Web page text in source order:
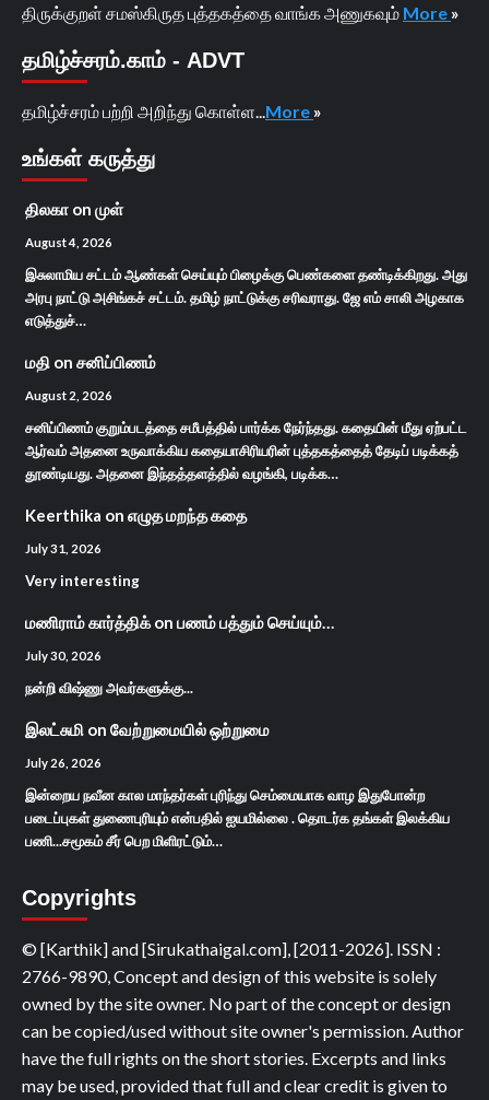
திருக்குறள் சமஸ்கிருத புத்தகத்தை வாங்க அணுகவும் More »
தமிழ்ச்சரம்.காம் - ADVT
தமிழ்ச்சரம் பற்றி அறிந்து கொள்ள... More »
உங்கள் கருத்து
திலகா on முள்
August 4, 2026
இசுலாமிய சட்டம் ஆண்கள் செய்யும் பிழைக்கு பெண்களை தண்டிக்கிறது. அது
அரபு நாட்டு அசிங்கச் சட்டம். தமிழ் நாட்டுக்கு சரிவராது. ஜே எம் சாலி அழகாக
எடுத்துச்…
மதி on சனிப்பிணம்
August 2, 2026
சனிப்பிணம் குறும்படத்தை சமீபத்தில் பார்க்க நேர்ந்தது. கதையின் மீது ஏற்பட்ட
ஆர்வம் அதனை உருவாக்கிய கதையாசிரியரின் புத்தகத்தைத் தேடிப் படிக்கத்
தூண்டியது. அதனை இந்தத்தளத்தில் வழங்கி, படிக்க…
Keerthika on எழுத மறந்த கதை
July 31, 2026
Very interesting
மணிராம் கார்த்திக்on பணம் பத்தும் செய்யும்…
July 30, 2026
நன்றி விஷ்ணு அவர்களுக்கு...
இலட்சுமி on வேற்றுமையில் ஒற்றுமை
July 26, 2026
இன்றைய நவீன கால மாந்தர்கள் புரிந்து செம்மையாக வாழ இதுபோன்ற
படைப்புகள் துணைபுரியும் என்பதில் ஐயமில்லை . தொடர்க தங்கள் இலக்கிய
பணி...சமூகம் சீர் பெற மிளிரட்டும்…
Copyrights
© [Karthik] and [Sirukathaigal.com], [2011-2026]. ISSN :
2766-9890, Concept and design of this website is solely
owned by the site owner. No part of the concept or design
can be copied/used without site owner's permission. Author
have the full rights on the short stories. Excerpts and links
may be used, provided that full and clear credit is given to